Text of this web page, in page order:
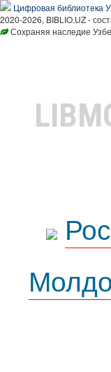
Цифровая библиотека
2020-2026, BIBLIO.UZ -
Сохраняя наследие